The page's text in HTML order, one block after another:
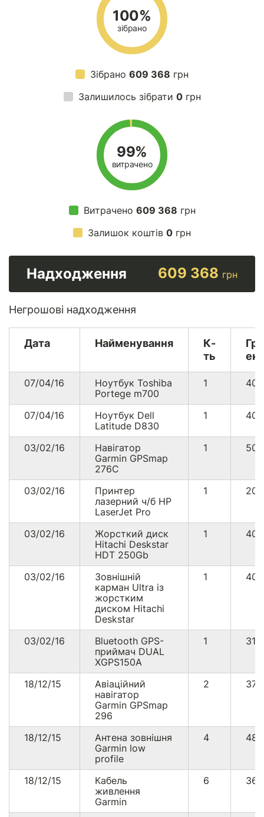
100%
зібрано
Зібрано 609 368 грн
Залишилось зібрати 0грн
99%
витрачено
Витрачено 609 368 грн
Залишок коштів 0 грн
Надходження 609 368 грн
Негрошові надходження
Дата Найменування
К-
ть
07/04/16
Ноутбук Toshiba
Portege m700
1
07/04/16
Ноутбук Dell
Latitude D830
1
03/02/16
Навігатор
Garmin GPSmap
276C
1
03/02/16
Принтер
лазерний ч/б HP
LaserJet Pro
1
03/02/16
Жорсткий диск
Hitachi Deskstar
HDT 250Gb
1
03/02/16
Зовнішній
карман Ultra із
жорстким
диском Hitachi
Deskstar
1
03/02/16
Bluetooth GPS-
приймач DUAL
XGPS150A
1
18/12/15
Авіаційний
навігатор
Garmin GPSmap
296
2
18/12/15
Антена зовнішня
Garmin low
profile
4
18/12/15
Кабель
живлення
Garmin
6